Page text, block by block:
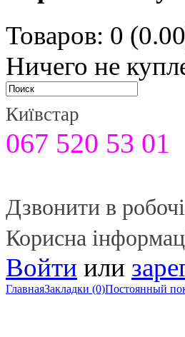
Товаров: 0
Ничего не
Київстар
067 520 53 01
Дзвонити в
Корисна
Войти или
ГлавнаяЗакладки (0)Постоянный